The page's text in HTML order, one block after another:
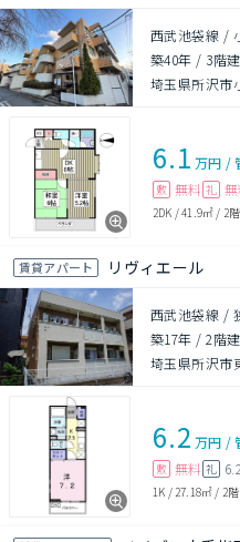
西武池袋線 /
築40年 / 3階建
埼玉県所沢市
6.1 万円 /
敷 無料 礼
2DK /41.9㎡ / 2階
賃貸アパート リヴィエール
西武池袋線 /
築17年 /2階建
埼玉県所沢市
6.2 万円 /
敷 無料 礼
1K / 27.18㎡ / 2階